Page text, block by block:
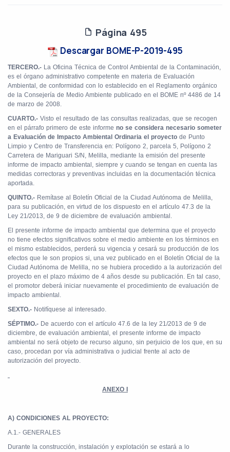
Página 495
Descargar BOME-P-2019-495
TERCERO.- La Oficina Técnica de Control Ambiental de la Contaminación,
es el órgano administrativo competente en materia de Evaluación
Ambiental, de conformidad con lo establecido en el Reglamento orgánico
de la Consejería de Medio Ambiente publicado en el BOME nº 4486 de 14
de marzo de 2008.
CUARTO.- Visto el resultado de las consultas realizadas, que se recogen
en el párrafo primero de este informe no se considera necesario someter
a Evaluación de Impacto Ambiental Ordinaria el proyecto de Punto
Limpio y Centro de Transferencia en: Polígono 2, parcela 5, Polígono 2
Carretera de Mariguari S/N, Melilla, mediante la emisión del presente
informe de impacto ambiental, siempre y cuando se tengan en cuenta las
medidas correctoras y preventivas incluidas en la documentación técnica
aportada.
QUINTO.- Remítase al Boletín Oficial de la Ciudad Autónoma de Melilla,
para su publicación, en virtud de los dispuesto en el artículo 47.3 de la
Ley 21/2013, de 9 de diciembre de evaluación ambiental.
El presente informe de impacto ambiental que determina que el proyecto
no tiene efectos significativos sobre el medio ambiente en los términos en
el mismo establecidos, perderá su vigencia y cesará su producción de los
efectos que le son propios si, una vez publicado en el Boletín Oficial de la
Ciudad Autónoma de Melilla, no se hubiera procedido a la autorización del
proyecto en el plazo máximo de 4 años desde su publicación. En tal caso,
el promotor deberá iniciar nuevamente el procedimiento de evaluación de
impacto ambiental.
SEXTO.- Notifíquese al interesado.
SÉPTIMO.- De acuerdo con el artículo 47.6 de la ley 21/2013 de 9 de
diciembre, de evaluación ambiental, el presente informe de impacto
ambiental no será objeto de recurso alguno, sin perjuicio de los que, en su
caso, procedan por vía administrativa o judicial frente al acto de
autorización del proyecto.
ANEXO I
A) CONDICIONES AL PROYECTO:
A.1.- GENERALES
Durante la construcción, instalación y explotación se estará a lo